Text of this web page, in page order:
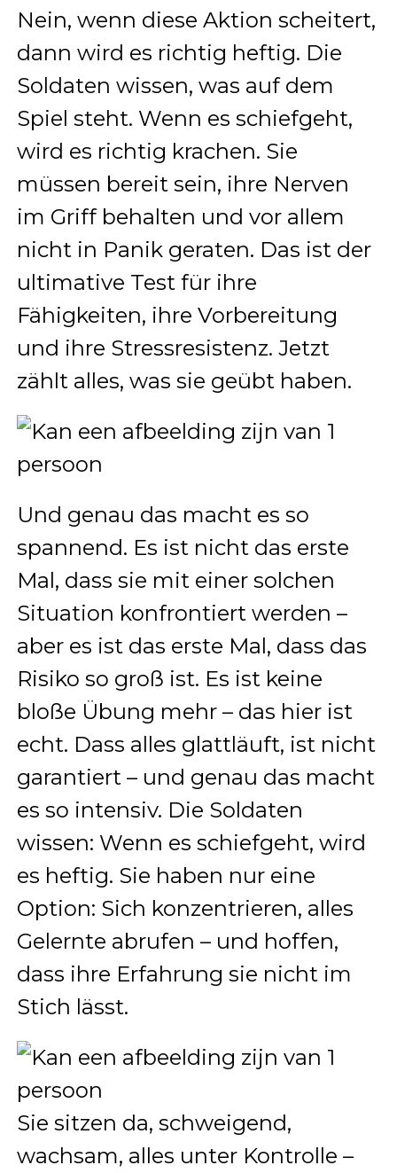
Nein, wenn diese Aktion scheitert,
dann wird es richtig heftig. Die
Soldaten wissen, was auf dem
Spiel steht. Wenn es schiefgeht,
wird es richtig krachen. Sie
müssen bereit sein, ihre Nerven
im Griff behalten und vor allem
nicht in Panik geraten. Das ist der
ultimative Test für ihre
Fähigkeiten, ihre Vorbereitung
und ihre Stressresistenz. Jetzt
zählt alles, was sie geübt haben.
Und genau das macht es so
spannend. Es ist nicht das erste
Mal, dass sie mit einer solchen
Situation konfrontiert werden –
aber es ist das erste Mal, dass das
Risiko so groß ist. Es ist keine
bloße Übung mehr – das hier ist
echt. Dass alles glattläuft, ist nicht
garantiert – und genau das macht
es so intensiv. Die Soldaten
wissen: Wenn es schiefgeht, wird
es heftig. Sie haben nur eine
Option: Sich konzentrieren, alles
Gelernte abrufen – und hoffen,
dass ihre Erfahrung sie nicht im
Stich lässt.
Sie sitzen da, schweigend,
wachsam, alles unter Kontrolle –